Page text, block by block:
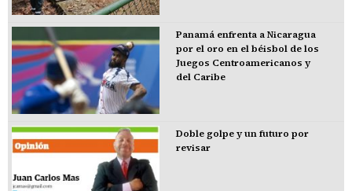
Panamá enfrenta a Nicaragua
por el oro en el béisbol de los
Juegos Centroamericanos y
del Caribe
Doble golpe y un futuro por
revisar